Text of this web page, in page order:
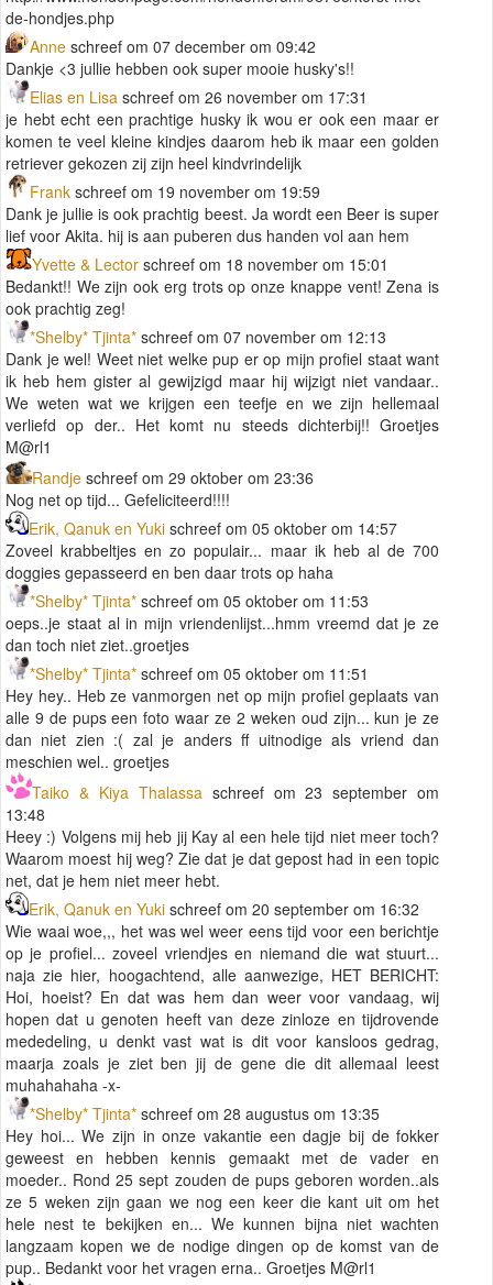
de-hondjes.php
Anne schreef om 07 december om 09:42
Dankje <3 jullie hebben ook super mooie husky's!!
Elias en Lisa schreef om 26 november om 17:31
je hebt echt een prachtige husky ik wou er ook een maar er
komen te veel kleine kindjes daarom heb ik maar een golden
retriever gekozen zij zijn heel kindvrindelijk
Frank schreef om 19 november om 19:59
Dank je jullie is ook prachtig beest. Ja wordt een Beer is super
lief voor Akita. hij is aan puberen dus handen vol aan hem
Yvette & Lector schreef om 18 november om 15:01
Bedankt!! We zijn ook erg trots op onze knappe vent! Zena is
ook prachtig zeg!
*Shelby* Tjinta* schreef om 07 november om 12:13
Dank je wel! Weet niet welke pup er op mijn profiel staat want
ik heb hem gister al gewijzigd maar hij wijzigt niet vandaar..
We weten wat we krijgen een teefje en we zijn hellemaal
verliefd op der.. Het komt nu steeds dichterbij!! Groetjes
M@rl1
Randje schreef om 29 oktober om 23:36
Nog net op tijd... Gefeliciteerd!!!!
Erik, Qanuk en Yuki schreef om 05 oktober om 14:57
Zoveel krabbeltjes en zo populair... maar ik heb al de 700
doggies gepasseerd en ben daar trots op haha
*Shelby* Tjinta* schreef om 05 oktober om 11:53
oeps..je staat al in mijn vriendenlijst...hmm vreemd dat je ze
dan toch niet ziet..groetjes
*Shelby* Tjinta* schreef om 05 oktober om 11:51
Hey hey.. Heb ze vanmorgen net op mijn profiel geplaats van
alle 9 de pups een foto waar ze 2 weken oud zijn... kun je ze
dan niet zien :( zal je anders ff uitnodige als vriend dan
meschien wel.. groetjes
Taiko & Kiya Thalassa schreef om 23 september om
13:48
Heey :) Volgens mij heb jij Kay al een hele tijd niet meer toch?
Waarom moest hij weg? Zie dat je dat gepost had in een topic
net, dat je hem niet meer hebt.
Erik, Qanuk en Yuki schreef om 20 september om 16:32
Wie waai woe,,, het was wel weer eens tijd voor een berichtje
op je profiel... zoveel vriendjes en niemand die wat stuurt...
naja zie hier, hoogachtend, alle aanwezige, HET BERICHT:
Hoi, hoeist? En dat was hem dan weer voor vandaag, wij
hopen dat u genoten heeft van deze zinloze en tijdrovende
mededeling, u denkt vast wat is dit voor kansloos gedrag,
maarja zoals je ziet ben jij de gene die dit allemaal leest
muhahahaha -x-
*Shelby* Tjinta* schreef om 28 augustus om 13:35
Hey hoi... We zijn in onze vakantie een dagje bij de fokker
geweest en hebben kennis gemaakt met de vader en
moeder.. Rond 25 sept zouden de pups geboren worden..als
ze 5 weken zijn gaan we nog een keer die kant uit om het
hele nest te bekijken en... We kunnen bijna niet wachten
langzaam kopen we de nodige dingen op de komst van de
pup.. Bedankt voor het vragen erna.. Groetjes M@rl1